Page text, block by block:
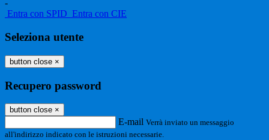
-
Entra con SPID Entra con CIE
Seleziona utente
button close ×
Recupero password
button close ×
E-mail Verrà inviato un messaggio
all'indirizzo indicato con le istruzioni necessarie.